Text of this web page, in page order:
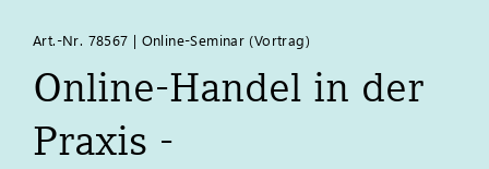
Art.-Nr. 78567 | Online-Seminar (Vortrag)​
Online-Handel in der
Praxis -